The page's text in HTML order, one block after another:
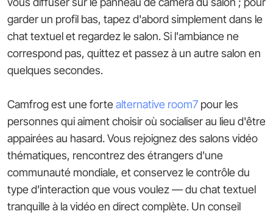
garder un profil bas, tapez d'abord simplement dans le
chat textuel et regardez le salon. Si l'ambiance ne
correspond pas, quittez et passez à un autre salon en
quelques secondes.
Camfrog est une forte alternative room7 pour les
personnes qui aiment choisir où socialiser au lieu d'être
appairées au hasard. Vous rejoignez des salons vidéo
thématiques, rencontrez des étrangers d'une
communauté mondiale, et conservez le contrôle du
type d'interaction que vous voulez — du chat textuel
tranquille à la vidéo en direct complète. Un conseil